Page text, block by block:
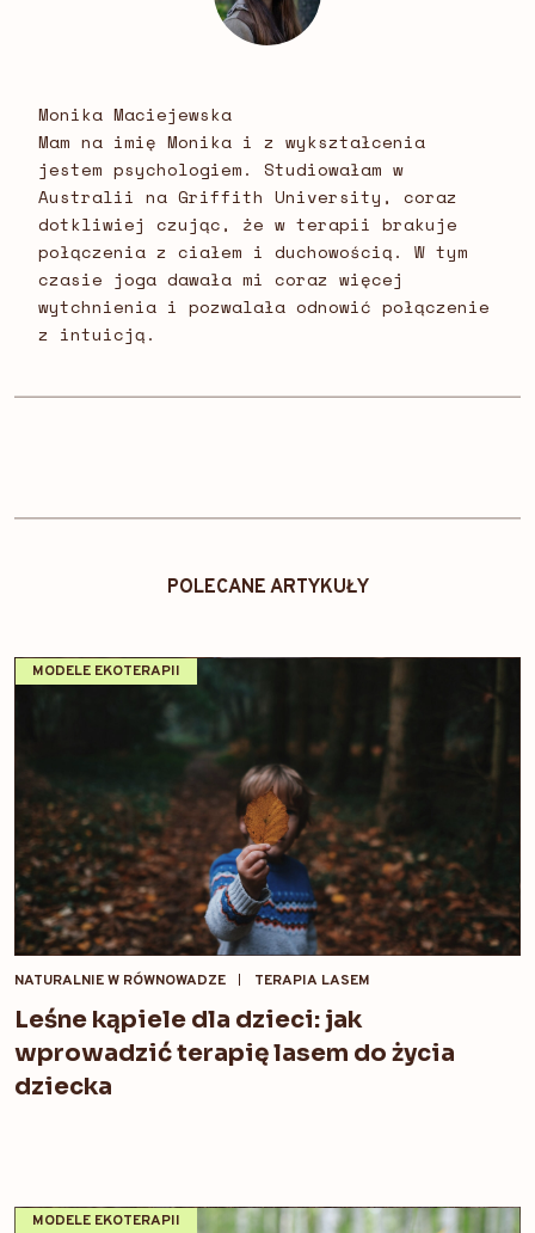
Monika Maciejewska
Mam na imię Monika i z wykształcenia
jestem psychologiem. Studiowałam w
Australii na Griffith University, coraz
dotkliwiej czując, że w terapii brakuje
połączenia z ciałem i duchowością. W tym
czasie joga dawała mi coraz więcej
wytchnienia i pozwalała odnowić połączenie
z intuicją.
POLECANE ARTYKUŁY
MODELE EKOTERAPII
NATURALNIE W RÓWNOWADZE TERAPIA LASEM
Leśne kąpiele dla dzieci: jak
wprowadzić terapię lasem do życia
dziecka
MODELE EKOTERAPII